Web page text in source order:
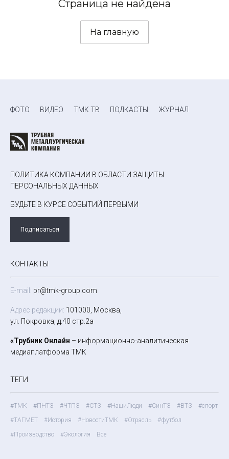
Страница не найдена
На главную
ФОТО ВИДЕО ТМК ТВ ПОДКАСТЫ ЖУРНАЛ
ПОЛИТИКА КОМПАНИИ В ОБЛАСТИ ЗАЩИТЫ
ПЕРСОНАЛЬНЫХ ДАННЫХ
БУДЬТЕ В КУРСЕ СОБЫТИЙ ПЕРВЫМИ
Подписаться
КОНТАКТЫ
E-mail: pr@tmk-group.com
Адрес редакции: 101000, Москва,
ул. Покровка, д.40 стр.2а
«Трубник Онлайн – информационно-аналитическая
медиаплатформа ТМК
ТЕГИ
#ТМК #ПНТЗ #ЧТПЗ #СТЗ #НашиЛюди #СинТЗ #ВТЗ
#спорт
#ТАГМЕТ
#История #НовостиТМК #Отрасль
#футбол
#Производство
#Экология Все